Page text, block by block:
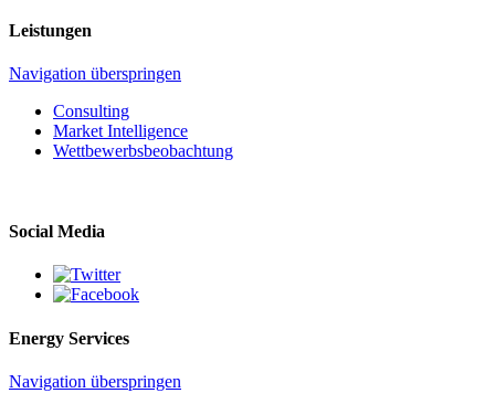
Leistungen
Navigation überspringen
Consulting
Market Intelligence
Wettbewerbs­beobachtung
Social Media
Energy Services
Navigation überspringen